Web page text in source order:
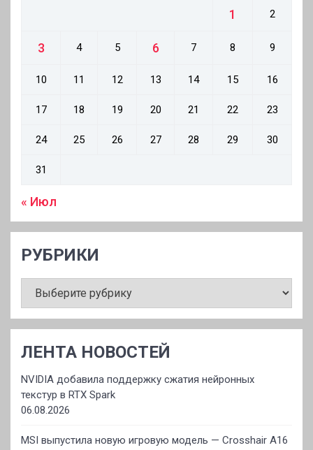
1 2
3 4 5 6 7 8 9
10 11 12 13 14 15 16
17 18 19 20 21 22 23
24 25 26 27 28 29 30
31
« Июл
РУБРИКИ
ЛЕНТА НОВОСТЕЙ
NVIDIA добавила поддержку сжатия нейронных
текстур в RTX Spark
06.08.2026
MSI выпустила новую игровую модель — Crosshair A16